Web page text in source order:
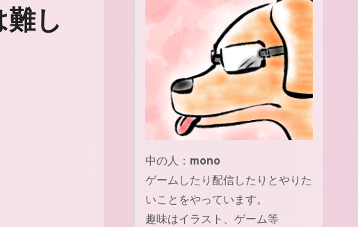
し
中の人： mono
ゲームしたり配信したりとやりた
いことをやっています。
趣味はイラスト、ゲーム等